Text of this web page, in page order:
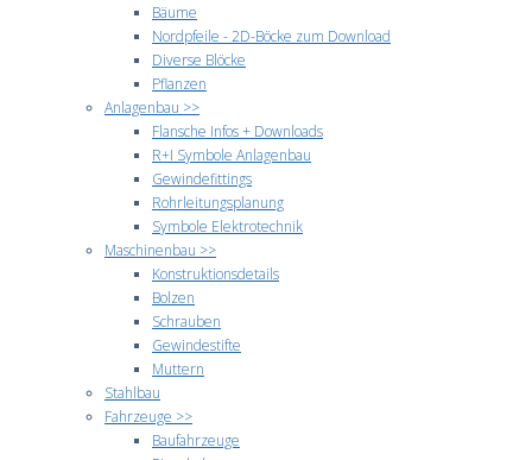
Bäume
Nordpfeile - 2D-Böcke zum Download
Diverse Blöcke
Pflanzen
Anlagenbau >>
Flansche Infos + Downloads
R+I Symbole Anlagenbau
Gewindefittings
Rohrleitungsplanung
Symbole Elektrotechnik
Maschinenbau >>
Konstruktionsdetails
Bolzen
Schrauben
Gewindestifte
Muttern
Stahlbau
Fahrzeuge >>
Baufahrzeuge